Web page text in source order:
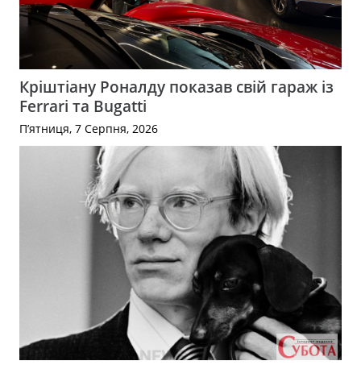
Кріштіану Роналду показав свій гараж із
Ferrari та Bugatti
П’ятниця, 7 Серпня, 2026